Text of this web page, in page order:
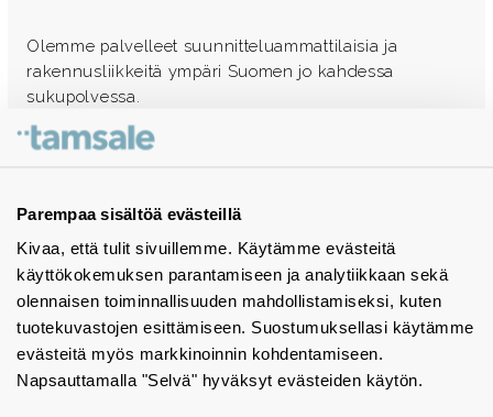
Parempaa sisältöä evästeillä
Kivaa, että tulit sivuillemme. Käytämme evästeitä
käyttökokemuksen parantamiseen ja analytiikkaan sekä
olennaisen toiminnallisuuden mahdollistamiseksi, kuten
tuotekuvastojen esittämiseen. Suostumuksellasi käytämme
evästeitä myös markkinoinnin kohdentamiseen.
Napsauttamalla "Selvä" hyväksyt evästeiden käytön.
Olemme palvelleet suunnitteluammattilaisia ja
rakennusliikkeitä ympäri Suomen jo kahdessa
sukupolvessa.
Ota yhteyttä - autamme mielellämme
Tuotekuvastot
Instagram
BIM-objektit
Yhteystiedot
Tiedotteet